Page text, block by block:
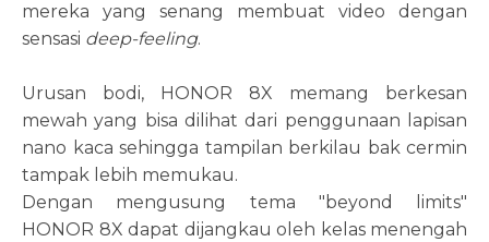
mereka yang senang membuat video dengan
sensasi deep-feeling.
Urusan bodi, HONOR 8X memang berkesan
mewah yang bisa dilihat dari penggunaan lapisan
nano kaca sehingga tampilan berkilau bak cermin
tampak lebih memukau.
Dengan mengusung tema "beyond limits"
HONOR 8X dapat dijangkau oleh kelas menengah